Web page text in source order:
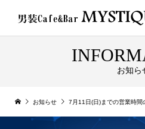
お知ら
お知らせ 7月11日(日)までの営業時間